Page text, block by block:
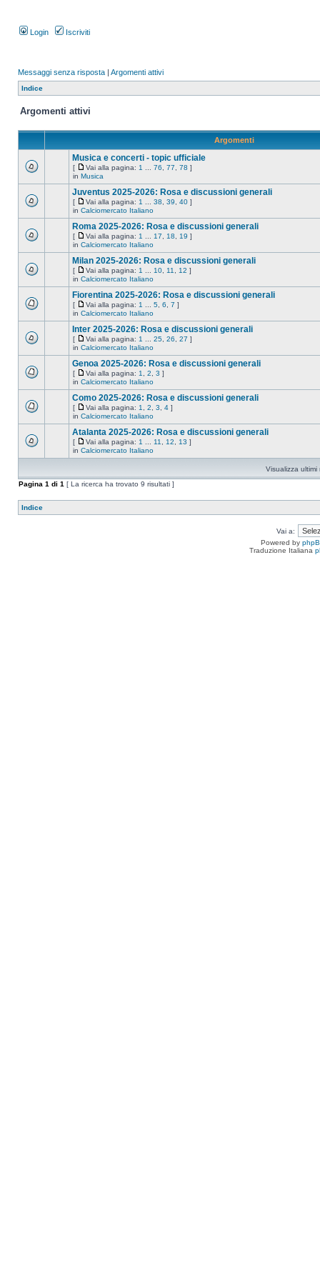
Login Iscriviti
Messaggi senza risposta | Argomenti attivi
Indice
Argomenti attivi
Argomenti
Musica e concerti - topic ufficiale
[ Vai alla pagina: 1 76 77 78 ]
in Musica
Juventus 2025-2026: Rosa e discussioni generali
[ Vai alla pagina: 1 38 39 40 ]
in Calciomercato Italiano
Roma 2025-2026: Rosa e discussioni generali
[ Vai alla pagina: 1 17 18 19 ]
in Calciomercato Italiano
Milan 2025-2026: Rosa e discussioni generali
[ Vai alla pagina: 1 10 11 12 ]
in Calciomercato Italiano
Fiorentina 2025-2026: Rosa e discussioni generali
[ Vai alla pagina: 1 5 6 7 ]
in Calciomercato Italiano
Inter 2025-2026: Rosa e discussioni generali
[ Vai alla pagina: 1 25 26 27 ]
in Calciomercato Italiano
Genoa 2025-2026: Rosa e discussioni generali
[ Vai alla pagina: 1 2 3 ]
in Calciomercato Italiano
Como 2025-2026: Rosa e discussioni generali
[ Vai alla pagina: 1 2 3 4 ]
in Calciomercato Italiano
Atalanta 2025-2026: Rosa e discussioni generali
[ Vai alla pagina: 1 11 12 13 ]
in Calciomercato Italiano
Visualizza ultimi
Pagina 1 di 1 [ La ricerca ha trovato 9 risultati ]
Indice
Vai a:
Powered by
Traduzione Italiana